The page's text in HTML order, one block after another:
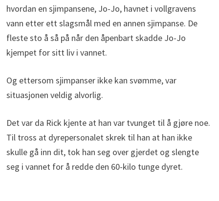
hvordan en sjimpansene, Jo-Jo, havnet i vollgravens
vann etter ett slagsmål med en annen sjimpanse. De
fleste sto å så på når den åpenbart skadde Jo-Jo
kjempet for sitt liv i vannet.
Og ettersom sjimpanser ikke kan svømme, var
situasjonen veldig alvorlig.
Det var da Rick kjente at han var tvunget til å gjøre noe.
Til tross at dyrepersonalet skrek til han at han ikke
skulle gå inn dit, tok han seg over gjerdet og slengte
seg i vannet for å redde den 60-kilo tunge dyret.